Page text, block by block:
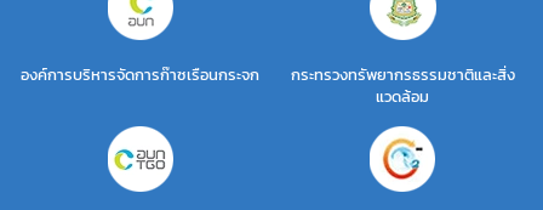
องค์การบริหารจัดการก๊าซเรือนกระจก
กระทรวงทรัพยากรธรรมชาติและสิ่ง
แวดล้อม